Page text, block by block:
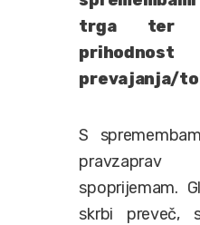
trga ter
prihodnost
prevajanja/
S
spoprijemam.
skrbi preveč,